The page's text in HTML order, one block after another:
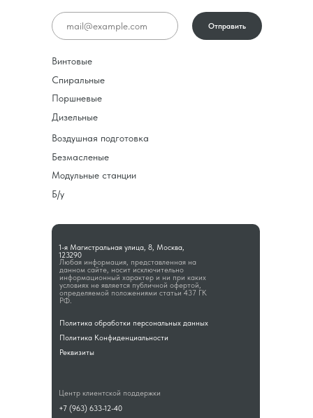
Любая информация, представленная на
данном сайте, носит исключительно
информационный характер и ни при каких
условиях не является публичной офертой,
определяемой положениями статьи 437 ГК
РФ.
1-я Магистральная улица, 8, Москва,
123290
Винтовые
Спиральные
Поршневые
Дизельные
Воздушная подготовка
Безмасленые
Модульные станции
Б/у
Политика обработки персональных данных
Политика Конфиденциальности
Реквизиты
Центр клиентской поддержки
+7 (963) 633-12-40
Отправить